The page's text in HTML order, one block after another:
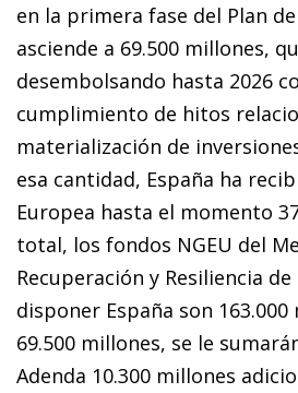
en la primera fase del Plan
asciende a 69.500 millones,
desembolsando hasta 2026
cumplimiento de hitos
materialización de
esa cantidad, España ha
Europea hasta el momento
total, los fondos NGEU del
Recuperación y Resiliencia
disponer España son
69.500 millones, se le
Adenda 10.300 mi­­llones